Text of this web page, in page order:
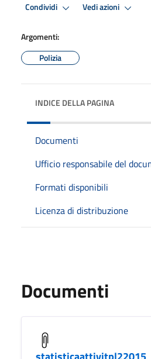
Condividi Vedi azioni
Argomenti:
Polizia
INDICE DELLA PAGINA
Documenti
Ufficio responsabile del
Formati disponibili
Licenza di distribuzione
Documenti